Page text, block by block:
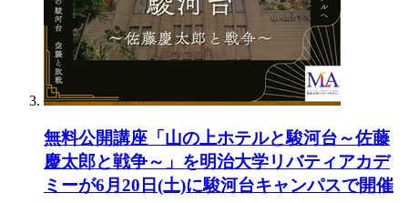
無料公開講座「山の上ホテルと駿河台～佐藤
慶太郎と戦争～」を明治大学リバティアカデ
ミーが6月20日(土)に駿河台キャンパスで開催